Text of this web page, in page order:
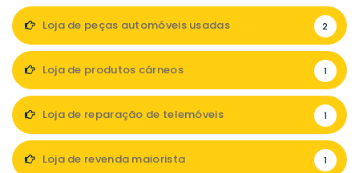
Loja de peças automóveis usadas 2
Loja de produtos cárneos 1
Loja de reparação de telemóveis 1
Loja de revenda maiorista 1